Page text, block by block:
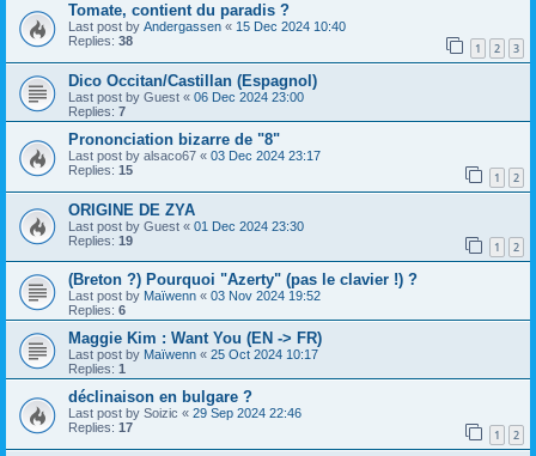
Tomate, contient du paradis ?
Last post by Andergassen « 15 Dec 2024 10:40
Replies: 38 1 2 3
Dico Occitan/Castillan (Espagnol)
Last post by Guest « 06 Dec 2024 23:00
Replies: 7
Prononciation bizarre de "8"
Last post by alsaco67 « 03 Dec 2024 23:17
Replies: 15 1 2
ORIGINE DE ZYA
Last post by Guest « 01 Dec 2024 23:30
Replies: 19 1 2
(Breton ?) Pourquoi "Azerty" (pas le clavier !) ?
Last post by Maïwenn « 03 Nov 2024 19:52
Replies: 6
Maggie Kim : Want You (EN -> FR)
Last post by Maïwenn « 25 Oct 2024 10:17
Replies: 1
déclinaison en bulgare ?
Last post by Soizic « 29 Sep 2024 22:46
Replies: 17 1 2